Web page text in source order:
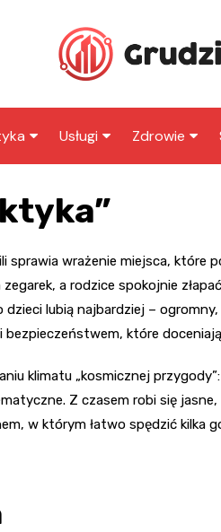
Góra
Klimek
Muzeum
Bazylika
Mikołaja
EXTREME
Jezioro
Park
Grudziądza
kościół
Fort
Usługi
Klub
Taxi
Stacja paliw
Księgarnia
Adwokat
Fryzjer
Zdrowie
Szpital
sprawia wrażenie miejsca, które
a rodzice spokojnie
lubią najbardziej –
które
klimatu „kosmicznej
Z czasem robi się jasne,
w którym łatwo spędzić kilka